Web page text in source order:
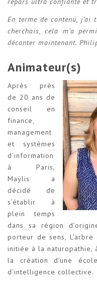
En terme de contenu, j’ai
cherchais, cela m’a
décanter maintenant.
Animateur(s)
Après près
de 20 ans de
conseil en
finance,
management
et systèmes
d’information
à Paris,
Maÿlis a
décidé de
s’établir à
plein temps
dans sa région
porteur de sens,
initiée à la naturopathie,
la création d’une
d’intelligence collective.